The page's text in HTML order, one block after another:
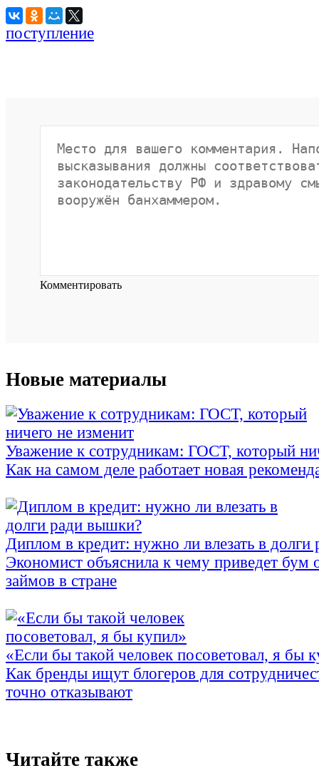
поступление
Комментировать
Новые материалы
Уважение к сотрудникам: ГОСТ, который
Как на самом деле работает новая
Диплом в кредит: нужно ли влезать в
Экономист объяснила к чему приведет бум
займов в стране
«Если бы такой человек посоветовал, я бы
Как бренды ищут блогеров для
точно отказывают
Читайте также